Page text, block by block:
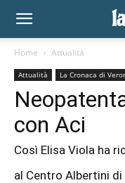
Home Attualità
Attualità La Cronaca di
con Aci
Così Elisa Viola ha
al Centro Albertini